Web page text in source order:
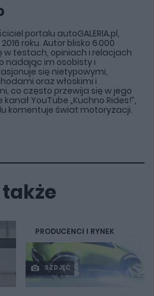
portalu autoGALERIA.pl,
roku. Autor blisko 6 000
w testach, opiniach i relacjach
nadając im osobisty i
się nietypowymi,
oraz włoskimi i
co często przewija się w jego
YouTube „Kuchno Rides!”,
komentuje świat motoryzacji.
PRODUCENCI I RYNEK
3 ZDJĘĆ